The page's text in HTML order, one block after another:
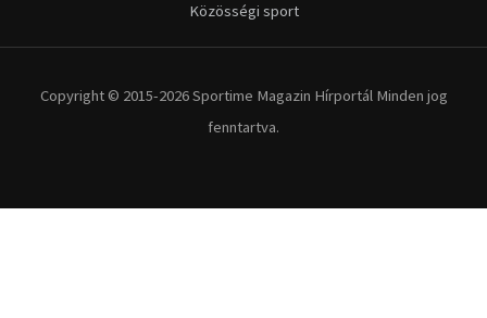
Közösségi sport
Copyright © 2015-2026 Sportime Magazin Hírportál Minden jog
fenntartva.